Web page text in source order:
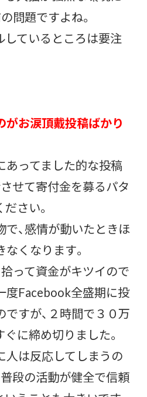
問題ですよね。
しているところは要注
がお涙頂戴投稿ばかり
あってました的な投稿
せて寄付金を募るパタ
さい。
、感情が動いたときほ
くなります。
って資金がキツイので
度Facebook全盛期に投
すが、２時間で３０万
に締め切りました。
人は反応してしまうの
段の活動が健全で信頼